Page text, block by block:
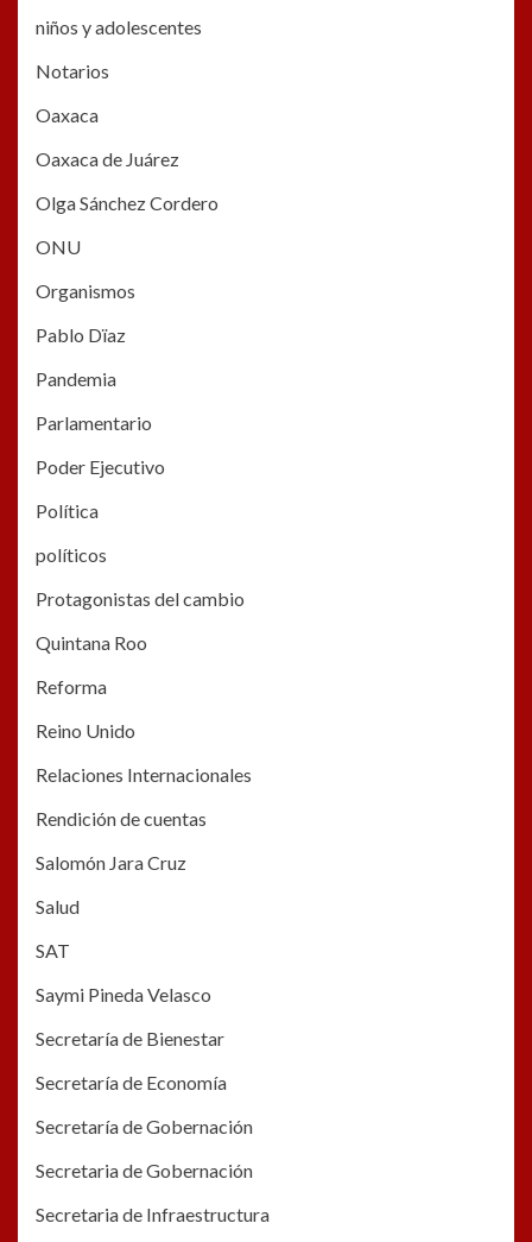
niños y adolescentes
Notarios
Oaxaca
Oaxaca de Juárez
Olga Sánchez Cordero
ONU
Organismos
Pablo Dïaz
Pandemia
Parlamentario
Poder Ejecutivo
Política
políticos
Protagonistas del cambio
Quintana Roo
Reforma
Reino Unido
Relaciones Internacionales
Rendición de cuentas
Salomón Jara Cruz
Salud
SAT
Saymi Pineda Velasco
Secretaría de Bienestar
Secretaría de Economía
Secretaría de Gobernación
Secretaria de Gobernación
Secretaria de Infraestructura